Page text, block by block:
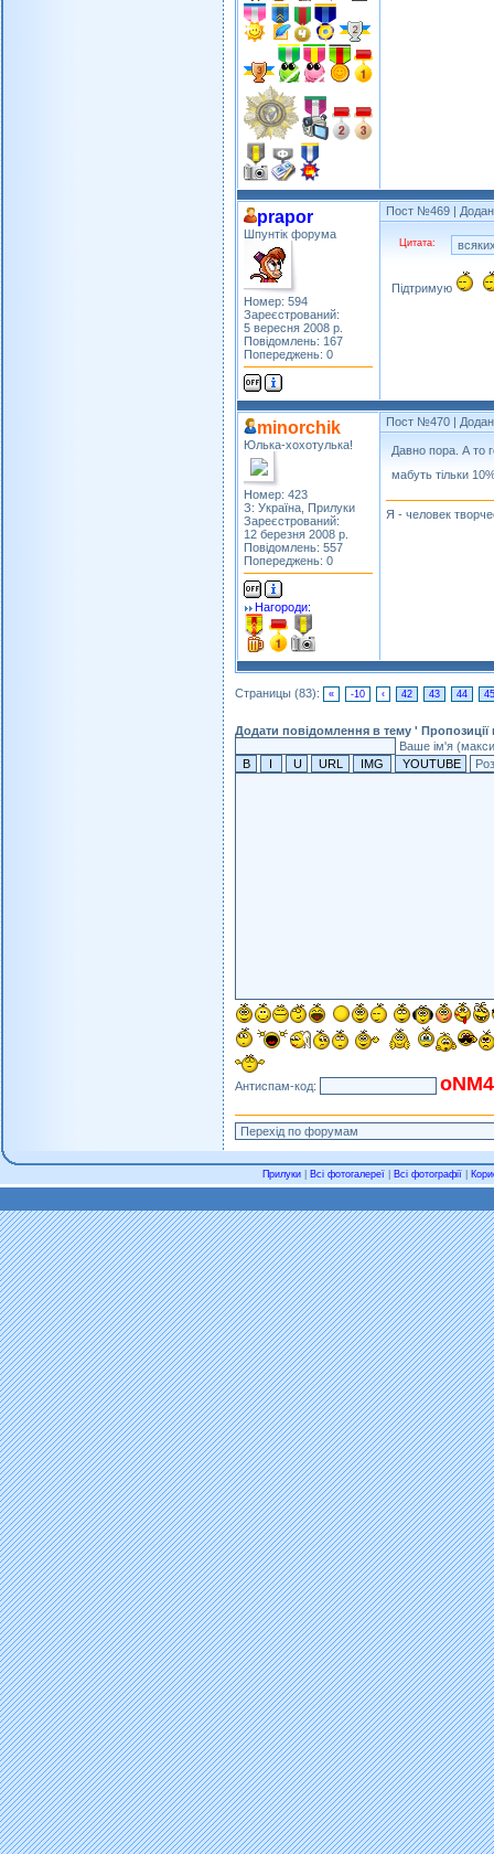
prapor
Шпунтік форума
Номер: 594
Зареєстрований:
5 вересня 2008 р.
Повідомлень: 167
Попереджень: 0
Пост №469 |
Цитата:
Підтримую
minorchik
Юлька-хохотулька!
Номер: 423
З: Україна, Прилуки
Зареєстрований:
12 березня 2008 р.
Повідомлень: 557
Попереджень: 0
Нагороди:
Пост №470 |
Давно пора. А то
мабуть тільки
Я - человек
Страницы (83): « -10 ‹ 42 43 44 45
Додати повідомлення в тему '
Ваше ім'я
Антиспам-код:
Прилуки Всі фотогалереї Всі фотографії